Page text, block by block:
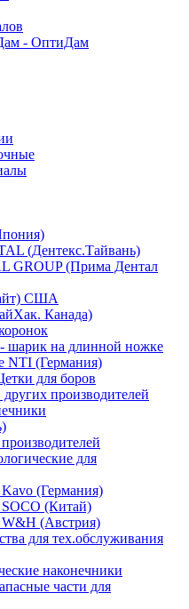
- ОптиДам
(Дентекс.Тайвань)
GROUP (Прима Дентал
США
Канада)
шарик на длинной ножке
NTI (Германия)
для боров
производителей
для
(Германия)
(Китай)
(Австрия)
для тех.обслуживания
наконечники
части для